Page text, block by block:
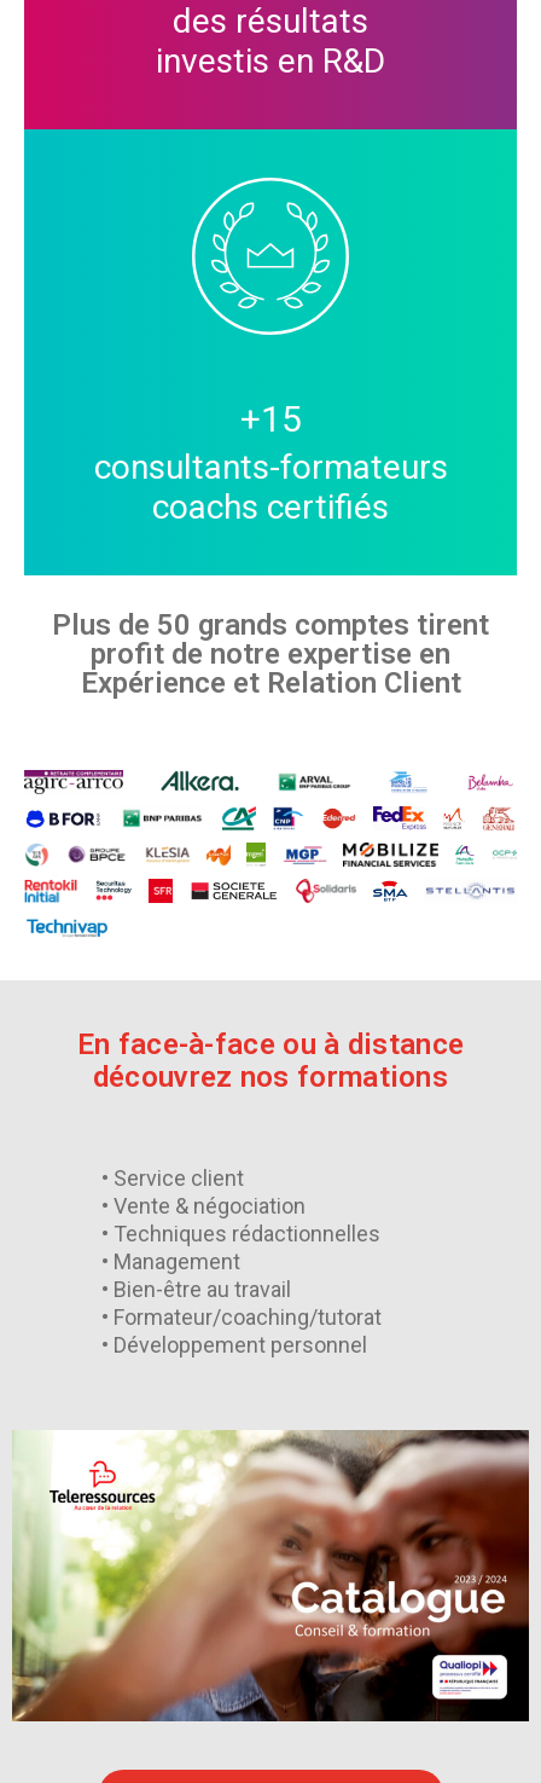
des résultats
investis en R&D
consultants-formateurs
coachs certifiés
+15
Plus de 50 grands comptes tirent
profit de notre expertise en
Expérience et Relation Client
En face-à-face ou à distance
découvrez nos formations
• Service client
• Vente & négociation
• Techniques rédactionnelles
• Management
• Bien-être au travail
• Formateur/coaching/tutorat
• Développement personnel